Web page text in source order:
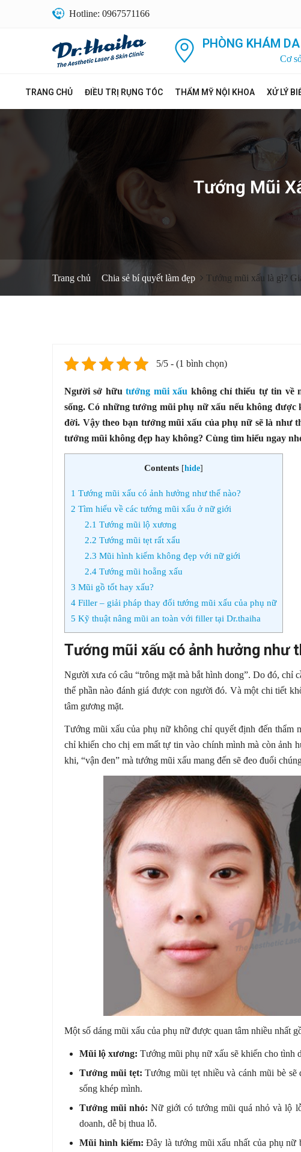
Hotline: 0967571166
PHÒNG KHÁM
Cơ
TRANG CHỦ ĐIỀU TRỊ RỤNG TÓC THẨM MỸ NỘI KHOA XỬ LÝ
Tướng Mũi
Trang chủ Chia sẻ bí quyết làm đẹp Tướng mũi xấu là gì?
5/5 - (1 bình chọn)
Người sở hữutướng mũi xấu không chỉ thiếu tự tin về
sống. Có những tướng mũi phụ nữ xấu nếu không được
đời. Vậy theo bạn tướng mũi xấu của phụ nữ sẽ là như
tướng mũi không đẹp hay không? Cùng tìm hiểu ngay
Contents [hide]
1 Tướng mũi xấu có ảnh hưởng như thế nào?
2 Tìm hiểu về các tướng mũi xấu ở nữ giới
2.1 Tướng mũi lộ xương
2.2 Tướng mũi tẹt rất xấu
2.3 Mũi hình kiếm không đẹp với nữ giới
2.4Tướng mũi hoẵng xấu
3 Mũi gồ tốt hay xấu?
4 Filler – giải pháp thay đổi tướng mũi xấu của phụ nữ
5 Kỹ thuật nâng mũi an toàn với filler tại Dr.thaiha
Tướng mũi xấu có ảnh hưởng như
Người xưa có câu “trông mặt mà bắt hình dong”. Do đó, chỉ
thể phần nào đánh giá được con người đó. Và một chi tiết
tâm gương mặt.
Tướng mũi xấu của phụ nữ không chỉ quyết định đến thẩm
chỉ khiến cho chị em mất tự tin vào chính mình mà còn ảnh
khi, “vận đen” mà tướng mũi xấu mang đến sẽ đeo đuổi
Một số dáng mũi xấu của phụ nữ được quan tâm nhiều nhất
Mũi lộ xương: Tướng mũi phụ nữ xấu sẽ khiến cho tình
Tướng mũi tẹt: Tướng mũi tẹt nhiều và cánh mũi bè
sống khép mình.
Tướng mũi nhỏ: Nữ giới có tướng mũi quá nhỏ và lộ
doanh, dễ bị thua lỗ.
Mũi hình kiếm: Đây là tướng mũi xấu nhất của phụ nữ